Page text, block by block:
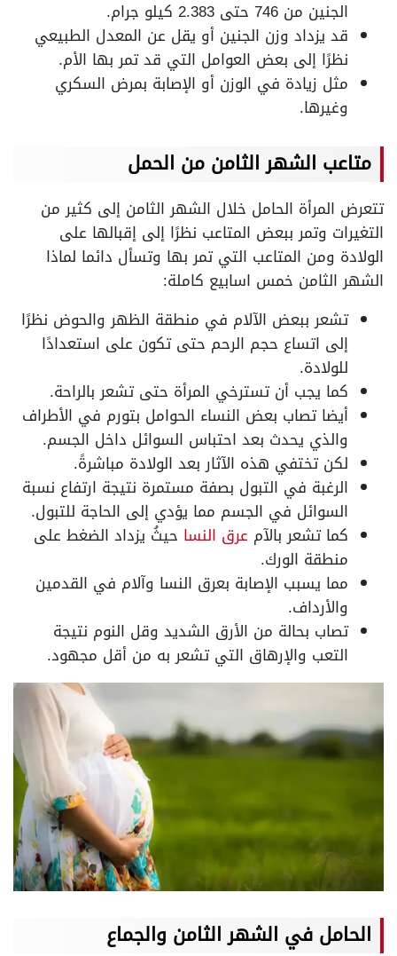
الجنين من 746 حتى 2.383 كيلو جرام.
قد يزداد وزن الجنين أو يقل عن المعدل الطبيعي
نظرًا إلى بعض العوامل التي قد تمر بها الأم.
مثل زيادة في الوزن أو الإصابة بمرض السكري
وغيرها.
متاعب الشهر الثامن من الحمل
تتعرض المرأة الحامل خلال الشهر الثامن إلى كثير من
التغيرات وتمر ببعض المتاعب نظرًا إلى إقبالها على
الولادة ومن المتاعب التي تمر بها وتسأل دائما لماذا
الشهر الثامن خمس اسابيع كاملة:
تشعر ببعض الآلام في منطقة الظهر والحوض نظرًا
إلى اتساع حجم الرحم حتى تكون على استعدادًا
للولادة.
كما يجب أن تسترخي المرأة حتى تشعر بالراحة.
أيضا تصاب بعض النساء الحوامل بتورم في الأطراف
والذي يحدث بعد احتباس السوائل داخل الجسم.
لكن تختفي هذه الآثار بعد الولادة مباشرةً.
الرغبة في التبول بصفة مستمرة نتيجة ارتفاع نسبة
السوائل في الجسم مما يؤدي إلى الحاجة للتبول.
كما تشعر بالآم عرق النسا حيثُ يزداد الضغط على
منطقة الورك.
مما يسبب الإصابة بعرق النسا وآلام في القدمين
والأرداف.
تصاب بحالة من الأرق الشديد وقل النوم نتيجة
التعب والإرهاق التي تشعر به من أقل مجهود.
الحامل في الشهر الثامن والجماع